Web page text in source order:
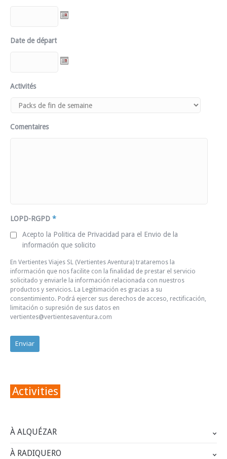
Date de départ
Activités
Comentaires
LOPD-RGPD *
Acepto la Politica de Privacidad para el Envio de la
información que solicito
En Vertientes Viajes SL (Vertientes Aventura) trataremos la
información que nos facilite con la finalidad de prestar el servicio
solicitado y enviarle la información relacionada con nuestros
productos y servicios. La Legitimación es gracias a su
consentimiento. Podrá ejercer sus derechos de acceso, rectificación,
limitación o supresión de sus datos en
vertientes@vertientesaventura.com
Activities
À ALQUÉZAR
À RADIQUERO